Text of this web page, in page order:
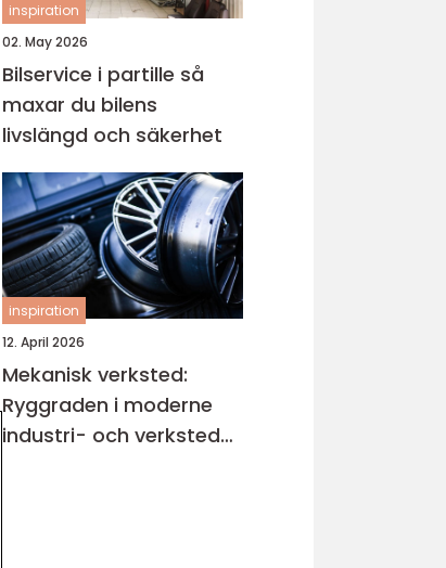
inspiration
02. May 2026
Bilservice i partille så
maxar du bilens
livslängd och säkerhet
inspiration
12. April 2026
Mekanisk verksted:
Ryggraden i moderne
industri- och verksted-